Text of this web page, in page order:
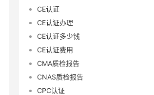
CE认证
CE认证办理
CE认证多少钱
CE认证费用
CMA质检报告
CNAS质检报告
CPC认证